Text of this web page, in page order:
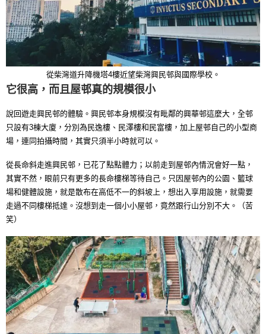
從柴灣道升降機塔4樓近望柴灣興民邨與國際學校。
它很高，而且屋邨真的規模很小
說回遊走興民邨的體驗。興民邨本身規模沒有毗鄰的興華邨這麼大，全邨
只設有3棟大廈，分別為民逸樓、民澤樓和民富樓，加上屋邨自己的小型商
場，連同拍攝時間，其實只須半小時就可以。
從長命斜走進興民邨，已花了點點體力；以前走到屋邨內情況會好一點，
其實不然，眼前只有更多的長命樓梯等待自己。只因屋邨內的公園、籃球
場和健體設施，就是散布在高低不一的斜坡上，想出入享用設施，就需要
走過不同樓梯抵達。沒想到走一個小小屋邨，竟然跟行山分別不大。（苦
笑）